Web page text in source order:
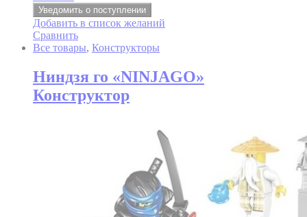
Уведомить о поступлении
Добавить в список желаний
Сравнить
Все товары, Конструкторы
Ниндзя го «NINJAGO»
Конструктор